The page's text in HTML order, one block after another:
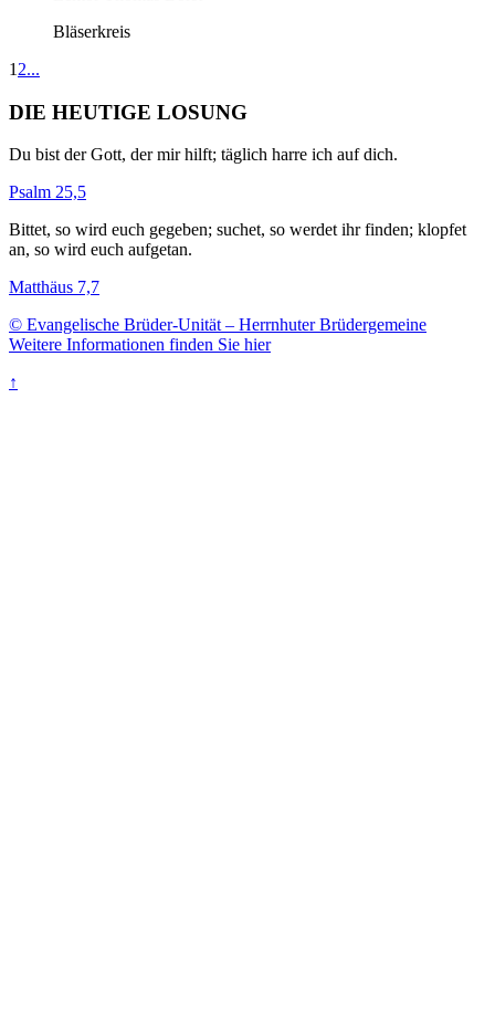
Bläserkreis
1 2...
DIE HEUTIGE LOSUNG
Du bist der Gott, der mir hilft; täglich harre ich auf dich.
Psalm 25,5
Bittet, so wird euch gegeben; suchet, so werdet ihr finden; klopfet
an, so wird euch aufgetan.
Matthäus 7,7
© Evangelische Brüder-Unität – Herrnhuter Brüdergemeine
Weitere Informationen finden Sie hier
↑